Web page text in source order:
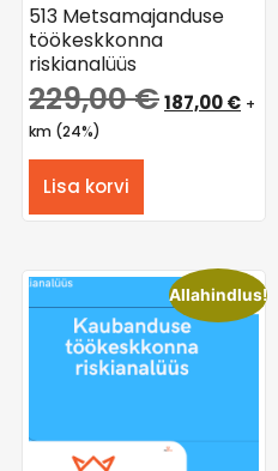
513 Metsamajanduse
töökeskkonna
riskianalüüs
229,00€187,00€ +
km (24%)
Lisa korvi
Allahindlus!